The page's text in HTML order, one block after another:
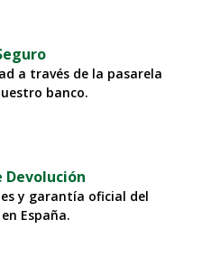
a través de la pasarela
banco.
Devolución
y garantía oficial del
España.